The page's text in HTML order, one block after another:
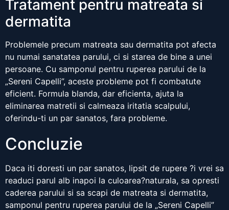
Tratament pentru matreata si
dermatita
Problemele precum matreata sau dermatita pot afecta
nu numai sanatatea parului, ci si starea de bine a unei
persoane. Cu samponul pentru ruperea parului de la
„Sereni Capelli”, aceste probleme pot fi combatute
eficient. Formula blanda, dar eficienta, ajuta la
eliminarea matretii si calmeaza iritatia scalpului,
oferindu-ti un par sanatos, fara probleme.
Concluzie
Daca iti doresti un par sanatos, lipsit de rupere ?i vrei sa
readuci parul alb inapoi la culoarea?naturala, sa opresti
caderea parului si sa scapi de matreata si dermatita,
samponul pentru ruperea parului de la „Sereni Capelli”